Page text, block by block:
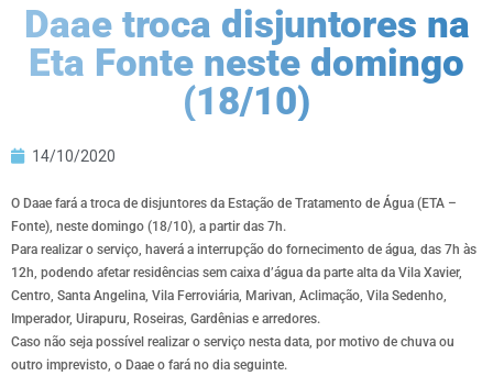
Daae troca disjuntores na
Eta Fonte neste domingo
(18/10)
14/10/2020
O Daae fará a troca de disjuntores da Estação de Tratamento de Água (ETA –
Fonte), neste domingo (18/10), a partir das 7h.
Para realizar o serviço, haverá a interrupção do fornecimento de água, das 7h às
12h, podendo afetar residências sem caixa d’água da parte alta da Vila Xavier,
Centro, Santa Angelina, Vila Ferroviária, Marivan, Aclimação, Vila Sedenho,
Imperador, Uirapuru, Roseiras, Gardênias e arredores.
Caso não seja possível realizar o serviço nesta data, por motivo de chuva ou
outro imprevisto, o Daae o fará no dia seguinte.